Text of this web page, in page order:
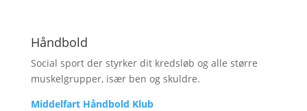
Håndbold
Social sport der styrker dit kredsløb og alle større
muskelgrupper, især ben og skuldre.
Middelfart Håndbold Klub